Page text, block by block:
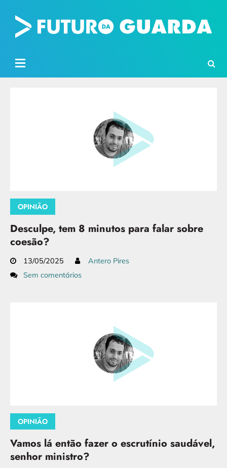
OPINIÃO
Desculpe, tem 8 minutos para falar sobre
coesão?
13/05/2025
Antero Pires
Sem comentários
OPINIÃO
Vamos lá então fazer o escrutínio saudável,
senhor ministro?